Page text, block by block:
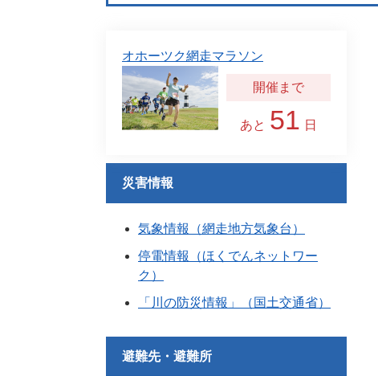
オホーツク網走マラソン
あと 51 日
災害情報
気象情報（網走地方気象台）
停電情報（ほくでんネットワー
ク）
「川の防災情報」（国土交通省）
避難先・避難所